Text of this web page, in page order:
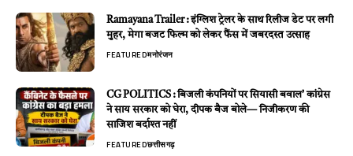
Ramayana Trailer : इंग्लिश ट्रेलर के साथ रिलीज डेट पर लगी
मुहर, मेगा बजट फिल्म को लेकर फैंस में जबरदस्त उत्साह
FEATUREDमनोरंजन
CG POLITICS : बिजली कंपनियों पर सियासी बवाल’ कांग्रेस
ने साय सरकार को घेरा, दीपक बैज बोले— निजीकरण की
साजिश बर्दाश्त नहीं
FEATUREDछत्तीसगढ़